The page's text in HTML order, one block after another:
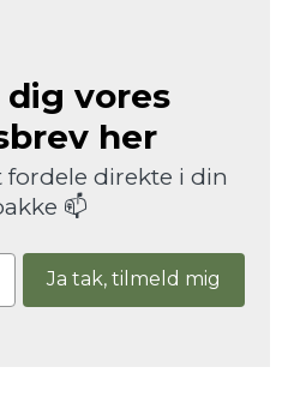
vores
her
fordele direkte i din
📫
Ja tak, tilmeld mig